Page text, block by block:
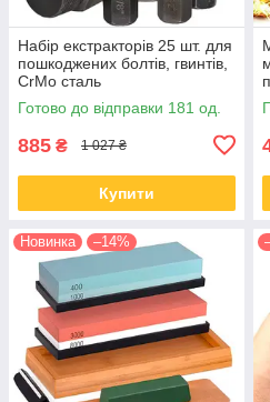
Набір екстракторів 25 шт. для
пошкоджених болтів, гвинтів,
CrMo сталь
Готово до відправки 181 од.
885 ₴ 1 027 ₴
Купити
Новинка –14%